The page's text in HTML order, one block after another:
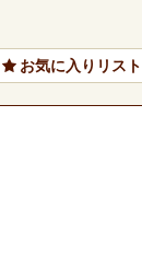
お気に入りリスト